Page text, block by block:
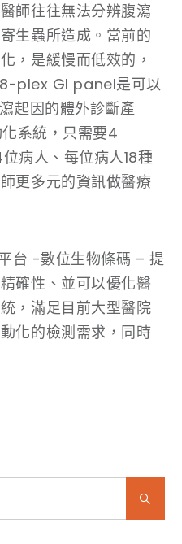
師往往無法分辨腹瀉
生蟲所造成。當前的
，是緩慢而低效的，
plex GI panel是可以
起因的體外診斷產
系統，只需要4
病人、每位病人18種
更多元的資訊做醫療
台 -數位生物條碼 – 提
確性、並可以優化醫
，滿足目前大型醫院
化的檢測需求，同時